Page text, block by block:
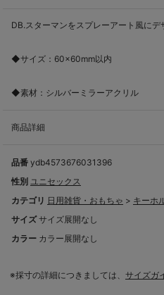
DB.スターマンをスプレーアート風に
◆サイズ：60×60mm以内
◆素材：シルバーミラーアクリル
商品詳細
品番 ydb4573676031396
性別 ユニセックス
カテゴリ 日用雑貨・おもちゃ > キーホ
サイズ サイズ展開なし
カラー カラー展開なし
※採寸の詳細につきましては、 サイズガ